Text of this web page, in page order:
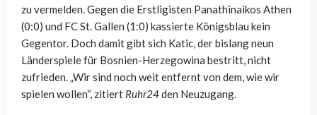
zu vermelden. Gegen die Erstligisten Panathinaikos Athen
(0:0) und FC St. Gallen (1:0) kassierte Königsblau kein
Gegentor. Doch damit gibt sich Katic, der bislang neun
Länderspiele für Bosnien-Herzegowina bestritt, nicht
zufrieden. „Wir sind noch weit entfernt von dem, wie wir
spielen wollen“, zitiert Ruhr24den Neuzugang.